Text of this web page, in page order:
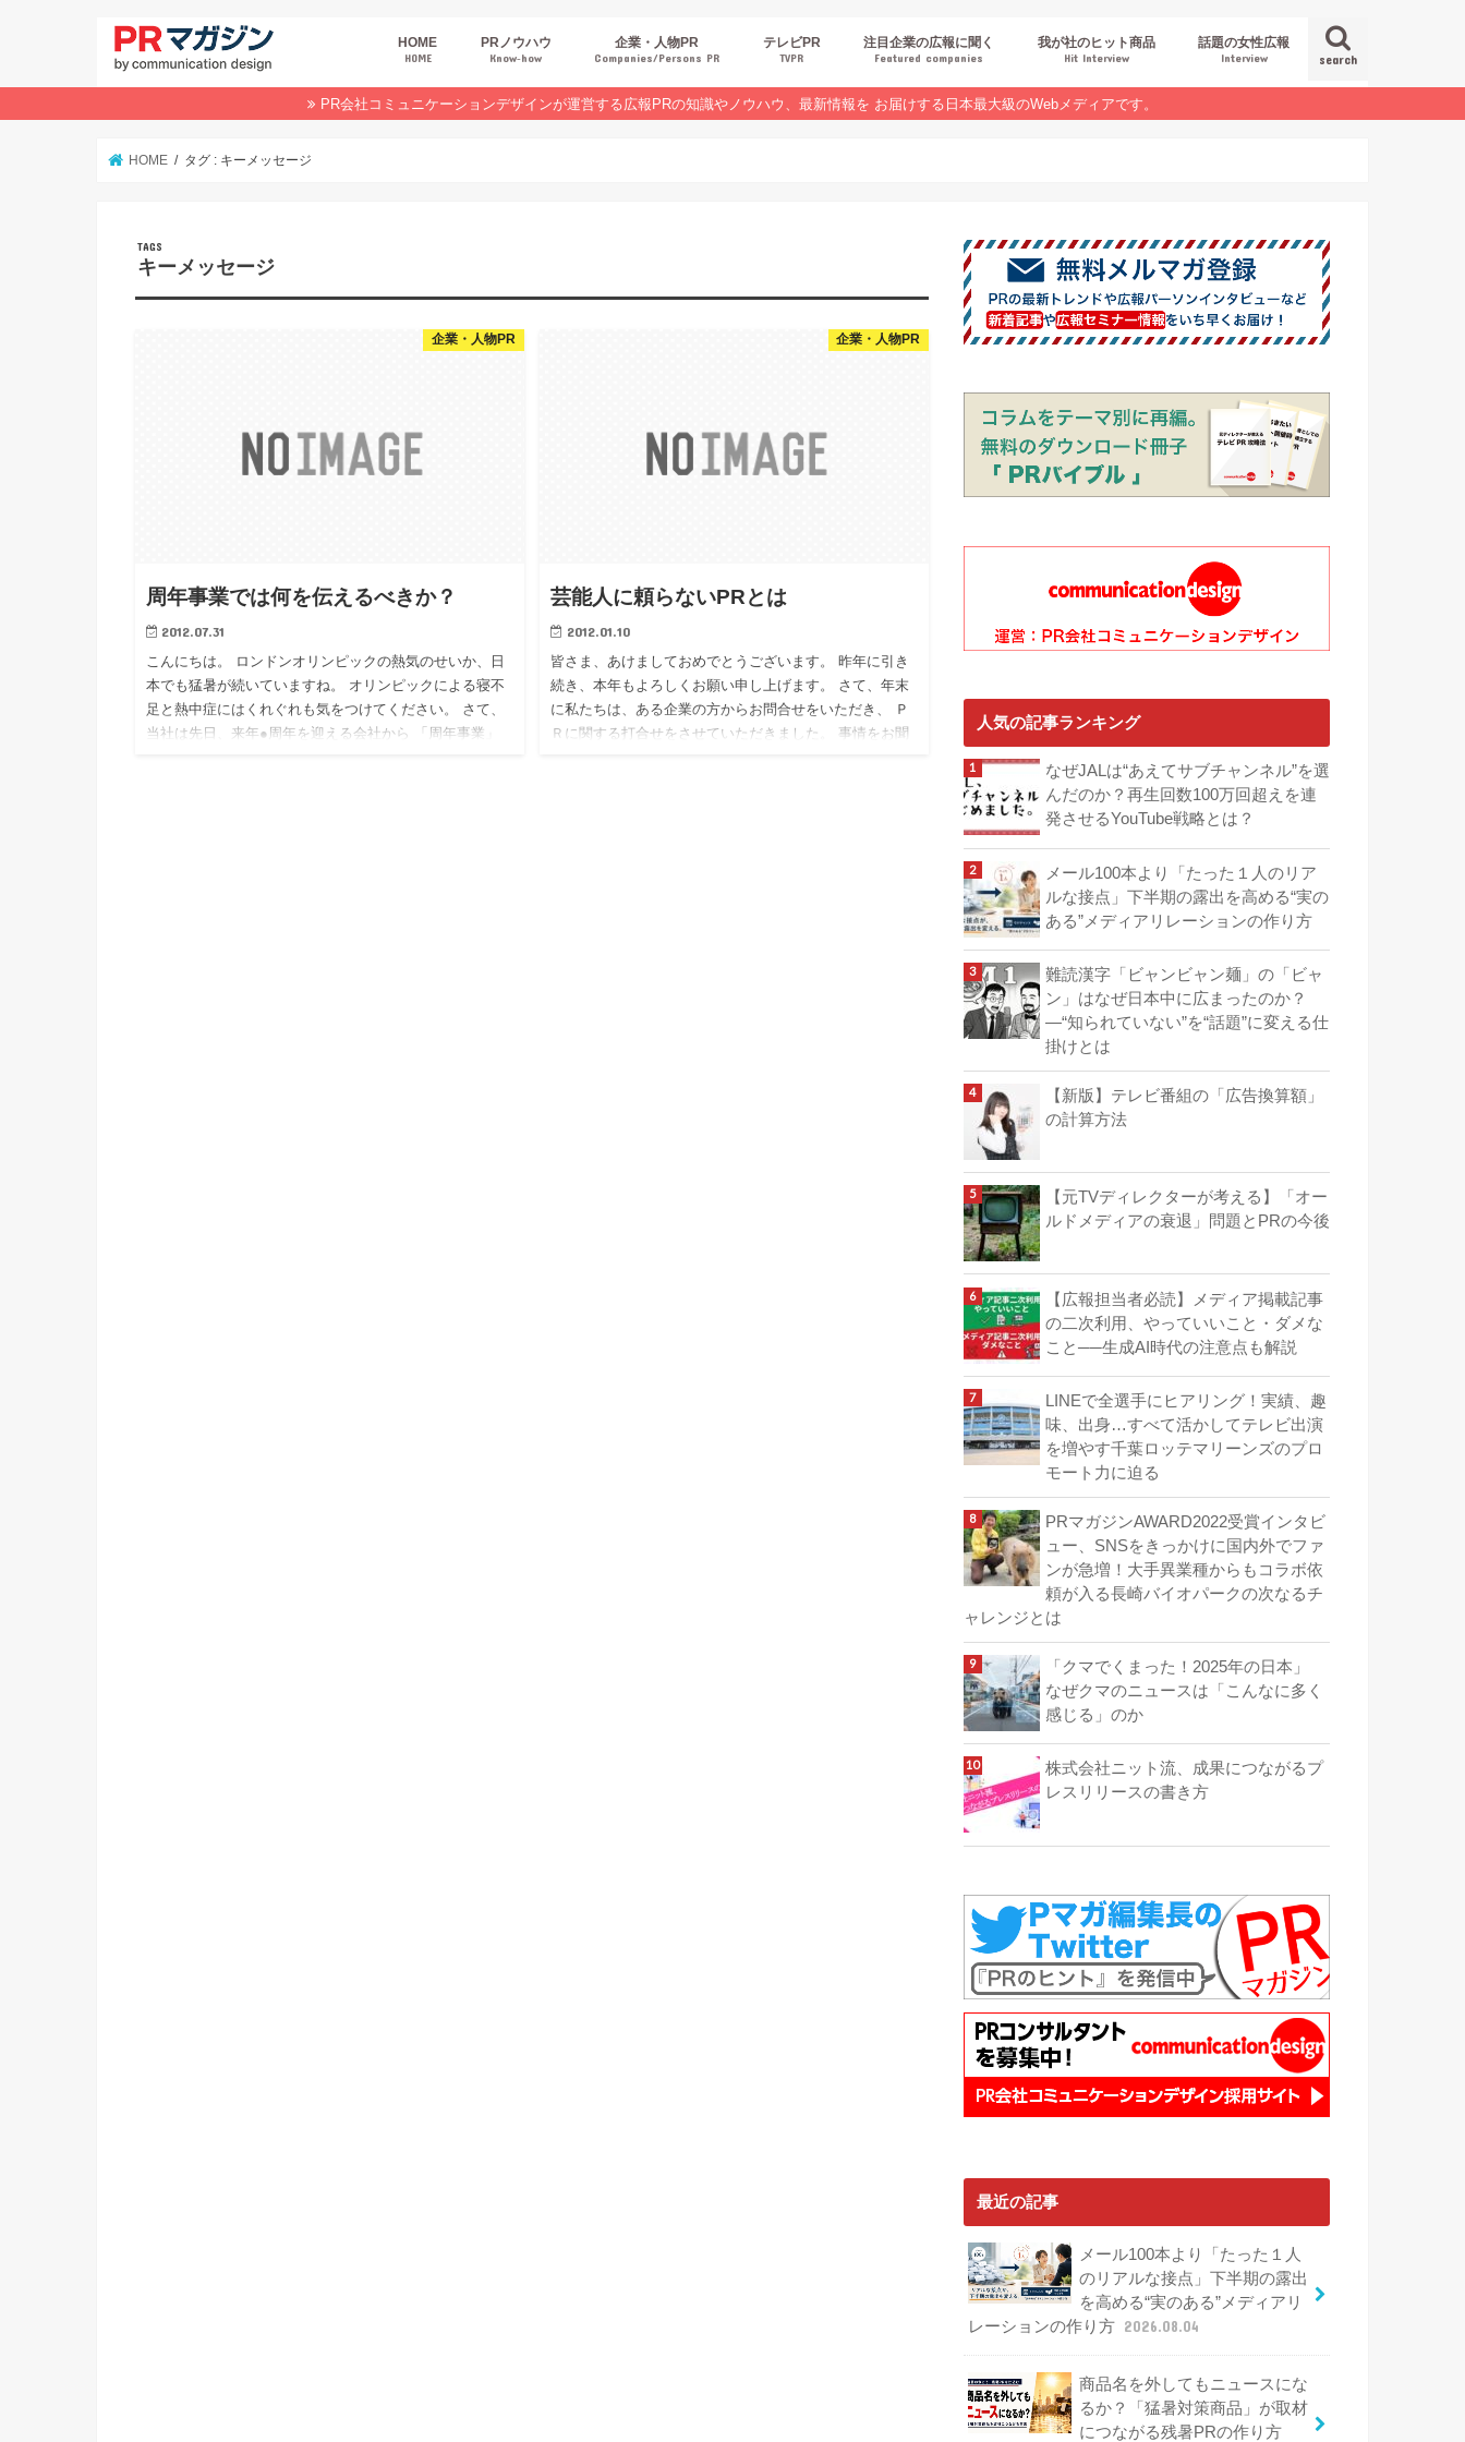
search
HOME
HOME
PRノウハウ
Know‐how
広報スキルUP
商品・サービスPR
デジタルPR
PRトレンド
イベントPR
業界コラム
オンラインセミナーレポート
企業・人物PR
Companies/Persons PR
テレビPR
TVPR
注目企業の広報に聞く
Featured companies
我が社のヒット商品
Hit Interview
話題の女性広報
Interview
PR会社コミュニケーションデザインが運営する広報PRの知識やノウハウ、最新情報を お届けする日本最大級のWebメディアです。
HOME タグ : キーメッセージ
キーメッセージ
企業・人物PR
周年事業では何を伝えるべきか？
2012.07.31
こんにちは。 ロンドンオリンピックの熱気のせいか、日
本でも猛暑が続いていますね。 オリンピックによる寝不
足と熱中症にはくれぐれも気をつけてください。 さて、
当社は先日、来年●周年を迎える会社から 「周年事業」
企業・人物PR
芸能人に頼らないPRとは
2012.01.10
皆さま、あけましておめでとうございます。 昨年に引き
続き、本年もよろしくお願い申し上げます。 さて、年末
に私たちは、ある企業の方からお問合せをいただき、 Ｐ
Ｒに関する打合せをさせていただきました。 事情をお聞
人気の記事ランキング
なぜJALは“あえてサブチャンネル”を選
んだのか？再生回数100万回超えを連
発させるYouTube戦略とは？
メール100本より「たった１人のリア
ルな接点」下半期の露出を高める“実の
ある”メディアリレーションの作り方
難読漢字「ビャンビャン麺」の「ビャ
ン」はなぜ日本中に広まったのか？
―“知られていない”を“話題”に変える仕
掛けとは
【新版】テレビ番組の「広告換算額」
の計算方法
【元TVディレクターが考える】「オー
ルドメディアの衰退」問題とPRの今後
【広報担当者必読】メディア掲載記事
の二次利用、やっていいこと・ダメな
こと──生成AI時代の注意点も解説
LINEで全選手にヒアリング！実績、趣
味、出身…すべて活かしてテレビ出演
を増やす千葉ロッテマリーンズのプロ
モート力に迫る
PRマガジンAWARD2022受賞インタビ
ュー、SNSをきっかけに国内外でファ
ンが急増！大手異業種からもコラボ依
頼が入る長崎バイオパークの次なるチ
ャレンジとは
「クマでくまった！2025年の日本」
なぜクマのニュースは「こんなに多く
感じる」のか
株式会社ニット流、成果につながるプ
レスリリースの書き方
最近の記事
メール100本より「たった１人
のリアルな接点」下半期の露出
を高める“実のある”メディアリ
レーションの作り方 2026.08.04
商品名を外してもニュースにな
るか？「猛暑対策商品」が取材
につながる残暑PRの作り方